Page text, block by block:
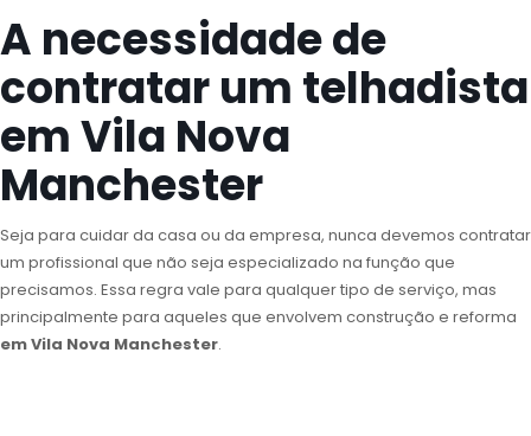
A necessidade de
contratar um telhadista
em Vila Nova
Manchester
Seja para cuidar da casa ou da empresa, nunca devemos contratar
um profissional que não seja especializado na função que
precisamos. Essa regra vale para qualquer tipo de serviço, mas
principalmente para aqueles que envolvem construção e reforma
em Vila Nova Manchester.